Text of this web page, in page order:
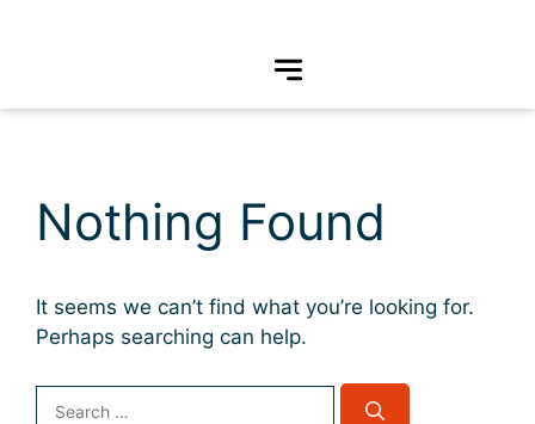
Nothing Found
It seems we can’t find what you’re looking for.
Perhaps searching can help.